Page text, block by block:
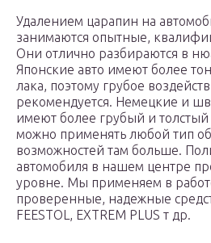
Удалением царапин на
занимаются опытные,
Они отлично разбираются в
Японские авто имеют более
лака, поэтому грубое
рекомендуется. Немецкие и
имеют более грубый и толстый
можно применять любой тип
возможностей там больше.
автомобиля в нашем центре
уровне. Мы применяем в
проверенные, надежные
FEESTOL, EXTREM PLUS т др.